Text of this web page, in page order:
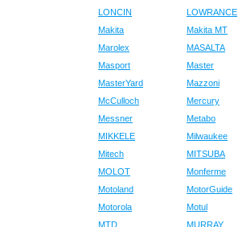
LONCIN
LOWRANCE
Makita
Makita MT
Marolex
MASALTA
Masport
Master
MasterYard
Mazzoni
McCulloch
Mercury
Messner
Metabo
MIKKELE
Milwaukee
Mitech
MITSUBA
MOLOT
Monferme
Motoland
MotorGuide
Motorola
Motul
MTD
MURRAY